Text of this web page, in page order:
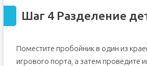
Шаг 4 Разделение
Поместите пробойник в один из
игрового порта, а затем проведите